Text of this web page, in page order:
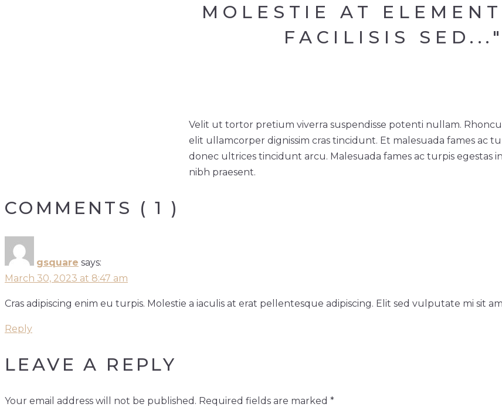
MOLESTIE AT
FACILISIS SED..."
Velit ut tortor pretium viverra suspendisse potenti nullam.
elit ullamcorper dignissim cras tincidunt. Et malesuada fames ac
donec ultrices tincidunt arcu. Malesuada fames ac turpis egestas
nibh praesent.
COMMENTS ( 1 )
gsquare says:
March 30, 2023 at 8:47 am
Cras adipiscing enim eu turpis. Molestie a iaculis at erat pellentesque adipiscing. Elit sed vulputate mi sit
Reply
LEAVE A REPLY
Your email address will not be published. Required fields are marked *